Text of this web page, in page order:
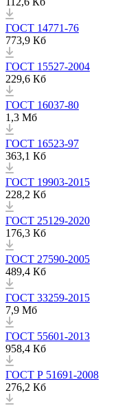
ГОСТ 14771-76
773,9 Кб
ГОСТ 15527-2004
229,6 Кб
ГОСТ 16037-80
1,3 Мб
ГОСТ 16523-97
363,1 Кб
ГОСТ 19903-2015
228,2 Кб
ГОСТ 25129-2020
176,3 Кб
ГОСТ 27590-2005
489,4 Кб
ГОСТ 33259-2015
7,9 Мб
ГОСТ 55601-2013
958,4 Кб
ГОСТ Р 51691-2008
276,2 Кб